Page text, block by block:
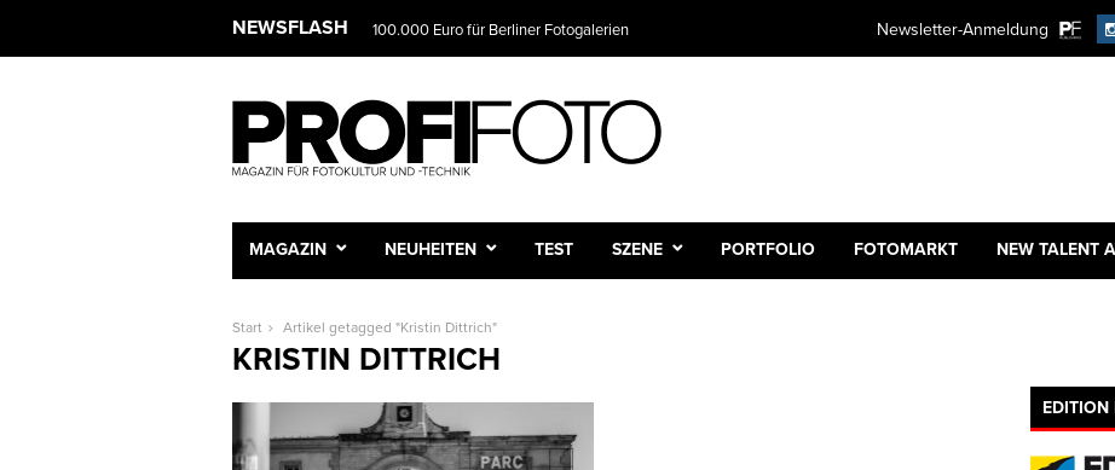
NEWSFLASH 100.000 Euro für Berliner Fotogalerien Newsletter-Anmeldung
MAGAZIN NEUHEITEN TEST SZENE PORTFOLIO FOTOMARKT NEW TALENT
Start Artikel getagged "Kristin Dittrich"
KRISTIN DITTRICH